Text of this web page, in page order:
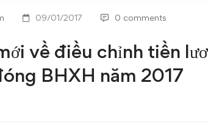
09/01/2017 0 comments
về điều chỉnh tiền
BHXH năm 2017